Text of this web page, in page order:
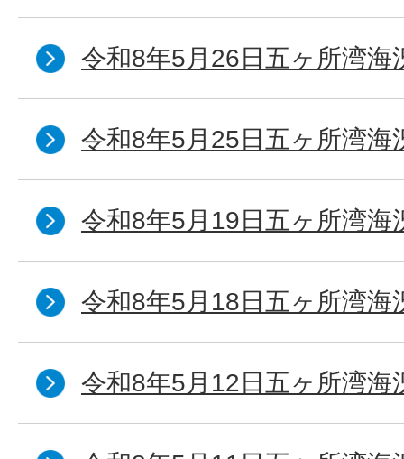
令和8年5月26日五ヶ所湾海
令和8年5月25日五ヶ所湾海
令和8年5月19日五ヶ所湾海
令和8年5月18日五ヶ所湾海
令和8年5月12日五ヶ所湾海